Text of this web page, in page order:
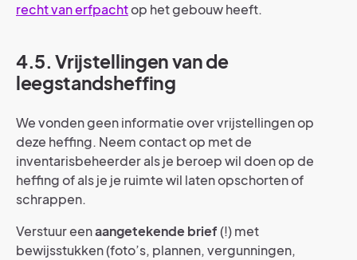
recht van erfpachtop het gebouw heeft.
4.5. Vrijstellingen van de
leegstandsheffing
We vonden geen informatie over vrijstellingen op
deze heffing. Neem contact op met de
inventarisbeheerder als je beroep wil doen op de
heffing of als je je ruimte wil laten opschorten of
schrappen.
Verstuur eenaangetekende brief(!) met
bewijsstukken (foto’s, plannen, vergunningen,